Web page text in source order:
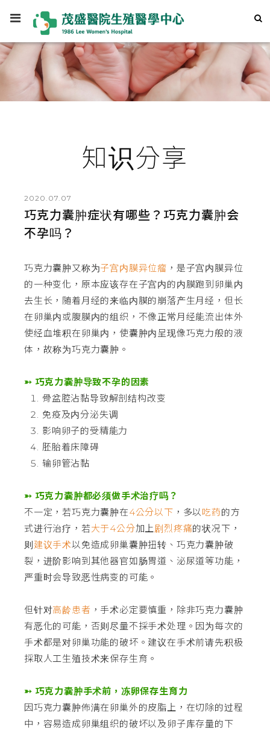
知识分享
2020.07.07
巧克力囊肿症状有哪些？巧克力囊肿会
不孕吗？
巧克力囊肿又称为子宫内膜异位瘤 ，是子宫内膜异位
的一种变化，原本应该存在子宫内的内膜跑到卵巢内
去生长，随着月经的来临内膜的崩落产生月经，但长
在卵巢内或腹膜内的组织，不像正常月经能流出体外
使经血堆积在卵巢内，使囊肿内呈现像巧克力般的液
体，故称为巧克力囊肿。
➳ 巧克力囊肿导致不孕的因素
骨盆腔沾黏导致解剖结构改变
免疫及内分泌失调
影响卵子的受精能力
胚胎着床障碍
输卵管沾黏
➳ 巧克力囊肿都必须做手术治疗吗？
不一定，若巧克力囊肿在4公分以下 ，多以吃药的方
式进行治疗，若大于4公分加上剧烈疼痛的状况下，
则建议手术以免造成卵巢囊肿扭转、巧克力囊肿破
裂，进阶影响到其他器官如肠胃道、泌尿道等功能，
严重时会导致恶性病变的可能。
但针对高龄患者 ，手术必定要慎重，除非巧克力囊肿
有恶化的可能，否则尽量不採手术处理。因为每次的
手术都是对卵巢功能的破坏。建议在手术前请先积极
採取人工生殖技术来保存生育。
➳ 巧克力囊肿手术前，冻卵保存生育力
因巧克力囊肿佈满在卵巢外的皮脂上，在切除的过程
中，容易造成卵巢组织的破坏以及卵子库存量的下